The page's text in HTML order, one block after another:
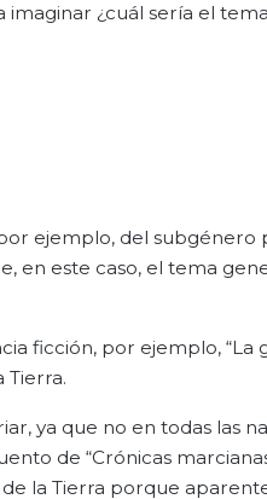
¿cuál sería el
ejemplo, del subgénero
en este caso, el tema
ficción, por ejemplo, “La
Tierra.
ya que no en todas las
de “Crónicas
la Tierra porque